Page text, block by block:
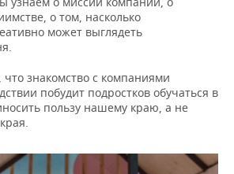
о том, насколько
может выглядеть
что знакомство с компаниями
побудит подростков обучаться в
пользу нашему краю, а не